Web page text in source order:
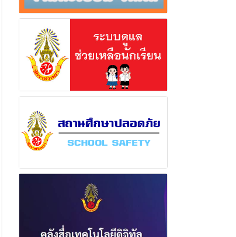
พุทธศักราช 2569
5 มิถุนายน 2569
อ่านเพิ่มเติม
พุทธศักราช